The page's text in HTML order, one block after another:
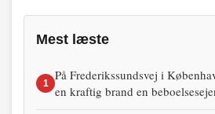
Mest læste
1
På Frederikssundsvej i
en kraftig brand en